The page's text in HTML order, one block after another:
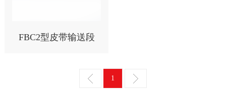
FBC2型皮带输送段
1